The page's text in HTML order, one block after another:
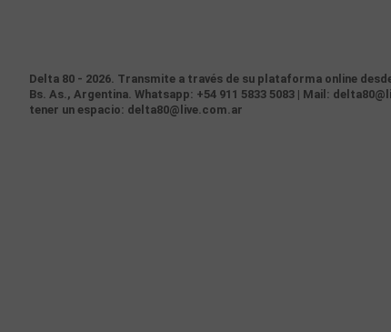
Delta 80 - 2026. Transmite a través de su plataforma online
Bs. As., Argentina. Whatsapp: +54 911 5833 5083 | Mail:
tener un espacio: delta80@live.com.ar